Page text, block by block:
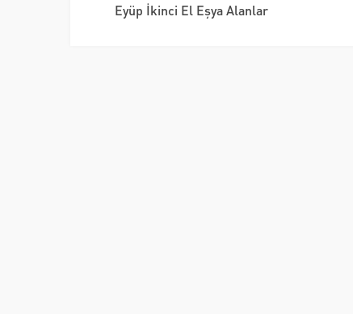
Eyüp İkinci El Eşya Alanlar